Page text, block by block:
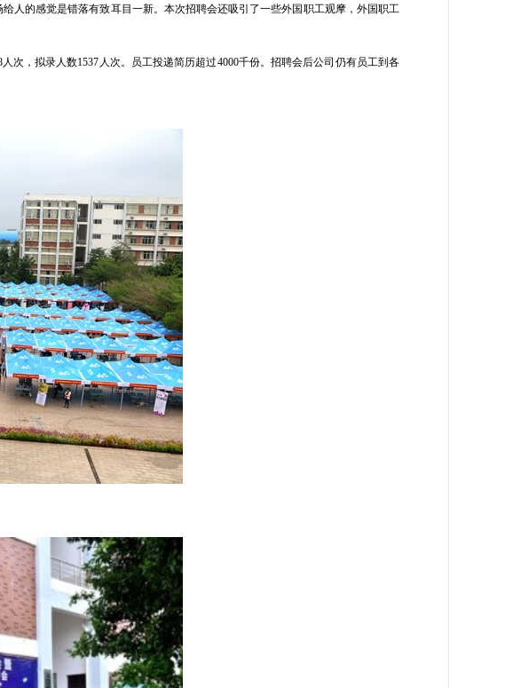
人的感觉是错落有致耳目一新。本次招聘会还吸引了一些外国职工观摩，外国职工
次，拟录人数1537人次。员工投递简历超过4000千份。招聘会后公司仍有员工到各